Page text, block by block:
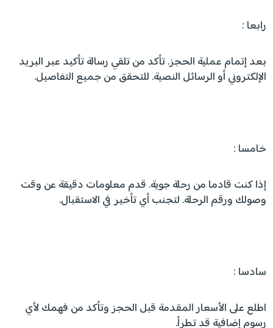
رابعا :
بعد إتمام عملية الحجز. تأكد من تلقي رسالة تأكيد عبر البريد
الإلكتروني أو الرسائل النصية. للتحقق من جميع التفاصيل.
خامسا :
إذا كنت قادما من رحلة جوية. قدم معلومات دقيقة عن وقت
وصولك ورقم الرحلة. لتجنب أي تأخير في الاستقبال.
سادسا :
اطلع على الأسعار المقدمة قبل الحجز وتأكد من فهمك لأي
رسوم إضافية قد تطرأ.